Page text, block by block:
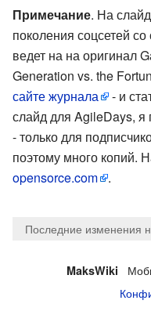
Примечание. На
поколения соцсетей
ведет на на оригинал
Generation vs. the
сайте журнала
- и
слайд для AgileDays, я
- только для
поэтому много копий.
opensorce.com
.
Последние изменения
MaksWiki